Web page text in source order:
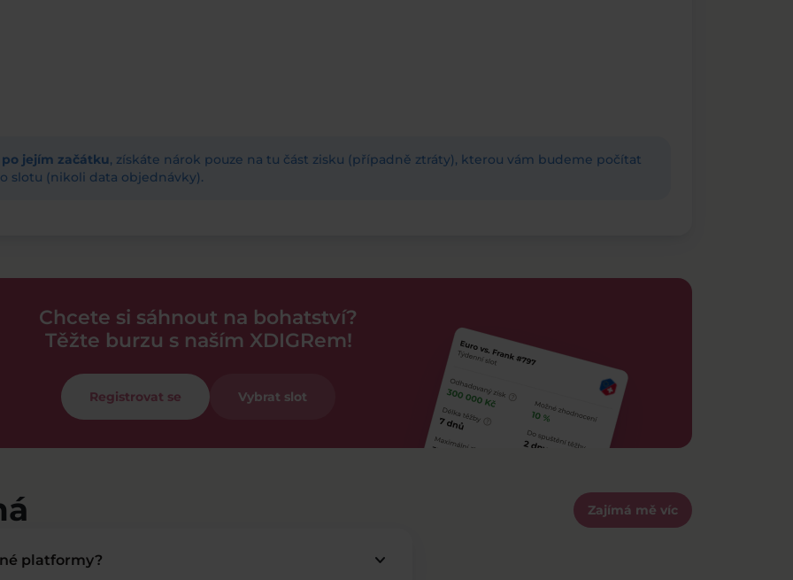
jejím začátku, získáte nárok pouze na tu část zisku (případně ztráty), kterou vám budeme počítat
slotu (nikoli data objednávky).
Chcete si sáhnout na bohatství?
Těžte burzu s naším XDIGRem!
Registrovat se Vybrat slot
Zajímá mě víc
platformy? keyboard_arrow_down